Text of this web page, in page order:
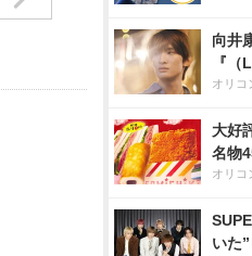
向井
『（
オリコ
大好
名物
オリコ
いた